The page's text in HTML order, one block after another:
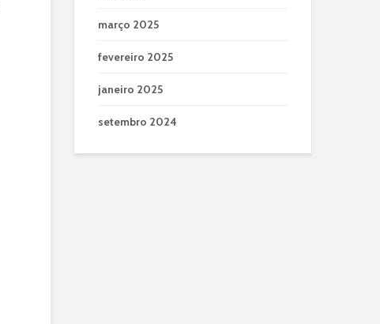
março 2025
fevereiro 2025
janeiro 2025
setembro 2024